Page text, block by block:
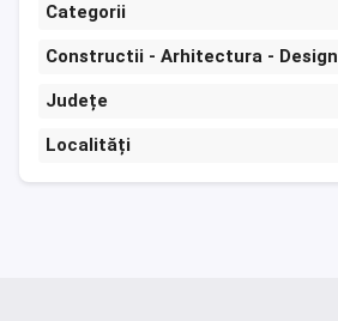
Categorii
Constructii - Arhitectura - Design
Județe
Localități